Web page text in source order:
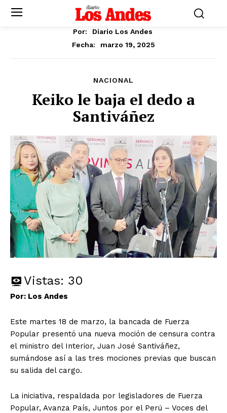
Por:
Diario Los Andes
Fecha:
marzo 19, 2025
NACIONAL
Keiko le baja el dedo a
Santiváñez
Vistas: 30
Por: Los Andes
Este martes 18 de marzo, la bancada de Fuerza
Popular presentó una nueva moción de censura contra
el ministro del Interior, Juan José Santiváñez,
sumándose así a las tres mociones previas que buscan
su salida del cargo.
La iniciativa, respaldada por legisladores de Fuerza
Popular, Avanza País, Juntos por el Perú – Voces del